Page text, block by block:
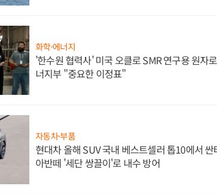
화학·에너지
'한수원 협력사' 미국 오클로 SMR 연구용 원자
너지부 "중요한 이정표"
자동차·부품
현대차 올해 SUV 국내 베스트셀러 톱10에서 싼
아반떼 '세단 쌍끌이'로 내수 방어